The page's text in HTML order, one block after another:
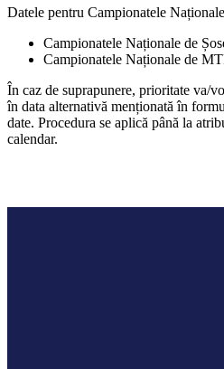
Datele pentru Campionatele
Campionatele Naționale de
Campionatele Naționale de
În caz de suprapunere, prioritate va/
în data alternativă menționată în
date. Procedura se aplică până la
calendar.